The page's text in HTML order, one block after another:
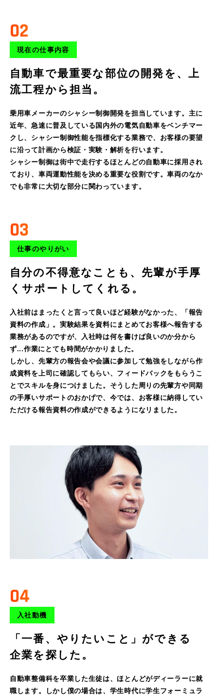
02
現在の仕事内容
自動車で最重要な部位の開発を、 上
流工程から担当。
乗用車メーカーのシャシー制御開発を担当しています。主に
近年、急速に普及している国内外の電気自動車をベンチマー
クし、シャシー制御性能を指標化する業務で、お客様の要望
に沿って計画から検証・実験・解析を行います。
シャシー制御は街中で走行するほとんどの自動車に採用され
ており、車両運動性能を決める重要な役割です。車両のなか
でも非常に大切な部分に関わっています。
03
仕事のやりがい
自分の不得意なことも、 先輩が手厚
くサポートしてくれる。
入社前はまったくと言って良いほど経験がなかった、「報告
資料の作成」。実験結果を資料にまとめてお客様へ報告する
業務があるのですが、入社時は何を書けば良いのか分から
ず...作業にとても時間がかかりました。
しかし、先輩方の報告会や会議に参加して勉強をしながら作
成資料を上司に確認してもらい、フィードバックをもらうこ
とでスキルを身につけました。そうした周りの先輩方や同期
の手厚いサポートのおかげで、今では、お客様に納得してい
ただける報告資料の作成ができるようになリました。
04
入社動機
「一番、やりたいこと」ができる
企業を探した。
自動車整備科を卒業した生徒は、ほとんどがディーラーに就
職します。しかし僕の場合は、学生時代に学生フォーミュラ